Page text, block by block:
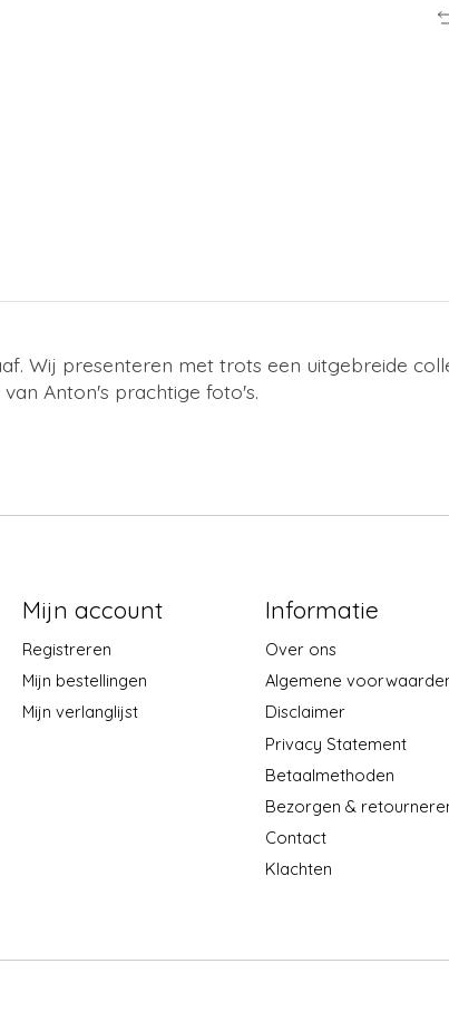
Wij presenteren met trots een uitgebreide
Anton's prachtige foto's.
Mijn account
Registreren
Mijn bestellingen
Mijn verlanglijst
Informatie
Over ons
Algemene
Disclaimer
Privacy Statement
Betaalmethoden
Bezorgen &
Contact
Klachten